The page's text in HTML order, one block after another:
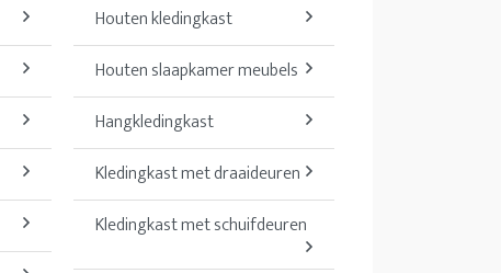
Houten kledingkast
Houten slaapkamer meubels
Hangkledingkast
Kledingkast met draaideuren
Kledingkast met schuifdeuren